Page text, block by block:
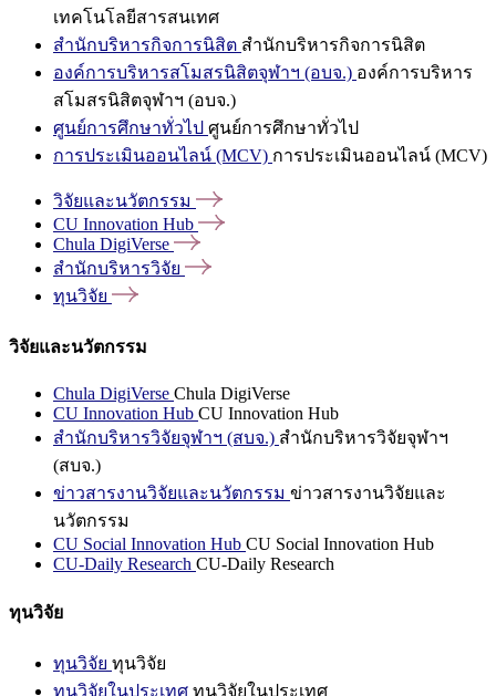
เทคโนโลยีสารสนเทศ
สำนักบริหารกิจการนิสิต สำนักบริหารกิจการนิสิต
องค์การบริหารสโมสรนิสิตจุฬาฯ (อบจ.) องค์การบริหาร
สโมสรนิสิตจุฬาฯ (อบจ.)
ศูนย์การศึกษาทั่วไป ศูนย์การศึกษาทั่วไป
การประเมินออนไลน์ (MCV) การประเมินออนไลน์ (MCV)
วิจัยและนวัตกรรม
CU Innovation Hub
Chula DigiVerse
สำนักบริหารวิจัย
ทุนวิจัย
วิจัยและนวัตกรรม
Chula DigiVerse Chula DigiVerse
CU Innovation Hub CU Innovation Hub
สำนักบริหารวิจัยจุฬาฯ (สบจ.) สำนักบริหารวิจัยจุฬาฯ
(สบจ.)
ข่าวสารงานวิจัยและนวัตกรรม ข่าวสารงานวิจัยและ
นวัตกรรม
CU Social Innovation Hub CU Social Innovation Hub
CU-Daily Research CU-Daily Research
ทุนวิจัย
ทุนวิจัย ทุนวิจัย
ทุนวิจัยในประเทศ ทุนวิจัยในประเทศ